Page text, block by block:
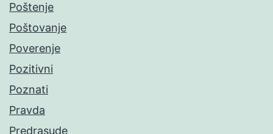
Poštenje
Poštovanje
Poverenje
Pozitivni
Poznati
Pravda
Predrasude